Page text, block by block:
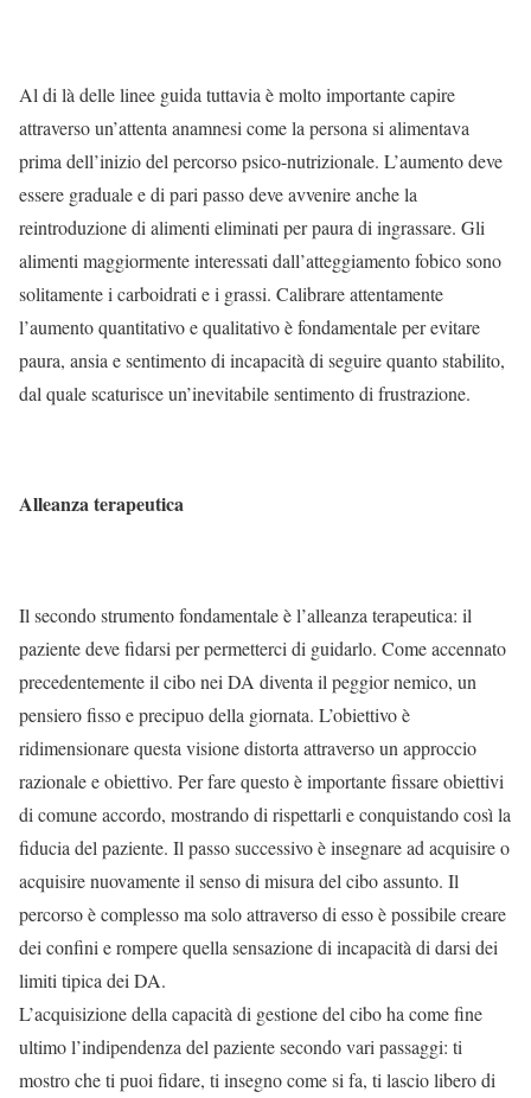
Al di là delle linee guida tuttavia è molto importante capire
attraverso un’attenta anamnesi come la persona si alimentava
prima dell’inizio del percorso psico-nutrizionale. L’aumento deve
essere graduale e di pari passo deve avvenire anche la
reintroduzione di alimenti eliminati per paura di ingrassare. Gli
alimenti maggiormente interessati dall’atteggiamento fobico sono
solitamente i carboidrati e i grassi. Calibrare attentamente
l’aumento quantitativo e qualitativo è fondamentale per evitare
paura, ansia e sentimento di incapacità di seguire quanto stabilito,
dal quale scaturisce un’inevitabile sentimento di frustrazione.
Alleanza terapeutica
Il secondo strumento fondamentale è l’alleanza terapeutica: il
paziente deve fidarsi per permetterci di guidarlo. Come accennato
precedentemente il cibo nei DA diventa il peggior nemico, un
pensiero fisso e precipuo della giornata. L’obiettivo è
ridimensionare questa visione distorta attraverso un approccio
razionale e obiettivo. Per fare questo è importante fissare obiettivi
di comune accordo, mostrando di rispettarli e conquistando così la
fiducia del paziente. Il passo successivo è insegnare ad acquisire o
acquisire nuovamente il senso di misura del cibo assunto. Il
percorso è complesso ma solo attraverso di esso è possibile creare
dei confini e rompere quella sensazione di incapacità di darsi dei
limiti tipica dei DA.
L’acquisizione della capacità di gestione del cibo ha come fine
ultimo l’indipendenza del paziente secondo vari passaggi: ti
mostro che ti puoi fidare, ti insegno come si fa, ti lascio libero di